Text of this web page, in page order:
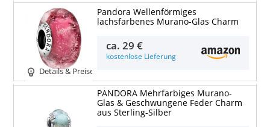
Details & Preise
Pandora Wellenförmiges
lachsfarbenes Murano-Glas Charm
ca.29 €
kostenlose Lieferung
PANDORA Mehrfarbiges Murano-
Glas & Geschwungene Feder Charm
aus Sterling-Silber